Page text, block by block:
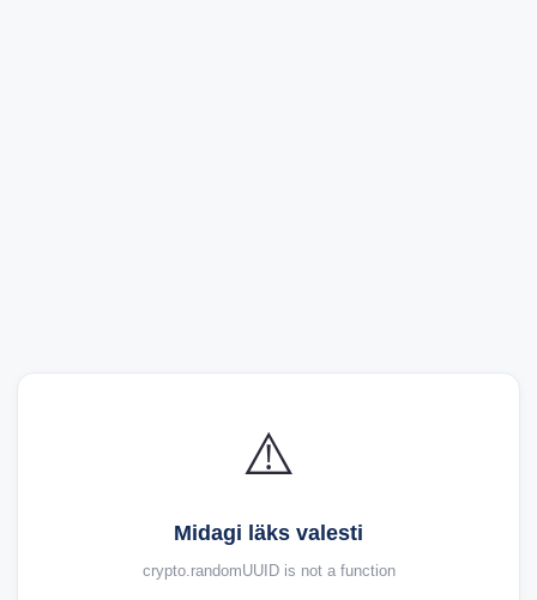
⚠️
Midagi läks valesti
crypto.randomUUID is not a function